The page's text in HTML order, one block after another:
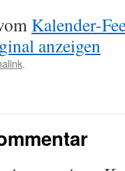
Kalender-
anzeigen
.